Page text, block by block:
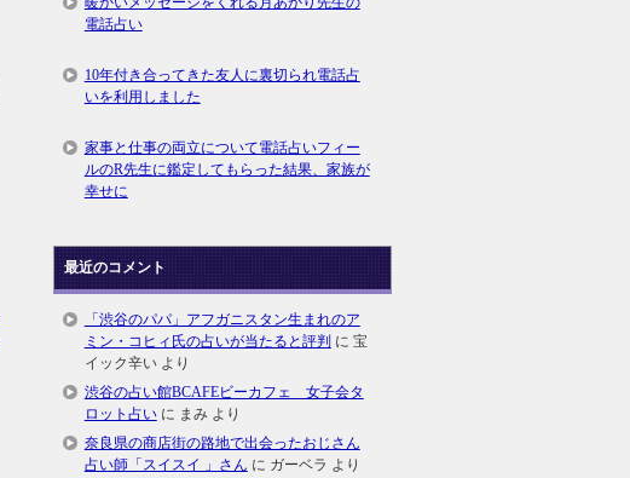
電話占い
10年付き合ってきた友人に裏切られ電話占
いを利用しました
家事と仕事の両立について電話占いフィー
ルのR先生に鑑定してもらった結果、家族が
幸せに
最近のコメント
「渋谷のパパ」アフガニスタン生まれのア
ミン・コヒィ氏の占いが当たると評判 に 宝
イック辛いより
渋谷の占い館BCAFEビーカフェ 女子会タ
ロット占いに まみより
奈良県の商店街の路地で出会ったおじさん
占い師「スイスイ 」さん に ガーベラ より